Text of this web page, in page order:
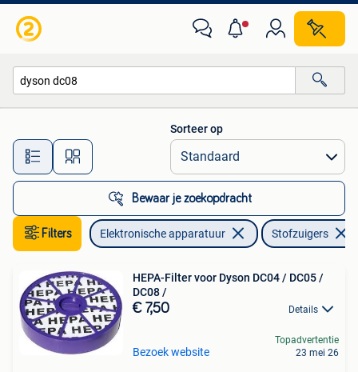
Alle afstanden…
Sorteer op
Bewaar je zoekopdracht
Filters Elektronische apparatuur Stofzuigers
HEPA-Filter voor Dyson DC04 / DC05 /
DC08 /
€ 7,50 Details
Bezoek website
Topadvertentie
23 mei 26